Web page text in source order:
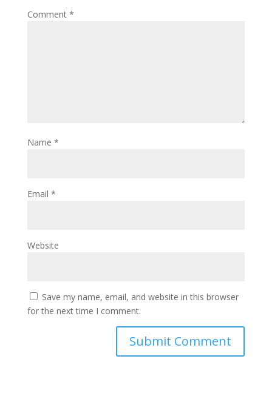
Comment *
Name *
Email *
Website
Save my name, email, and website in this browser
for the next time I comment.